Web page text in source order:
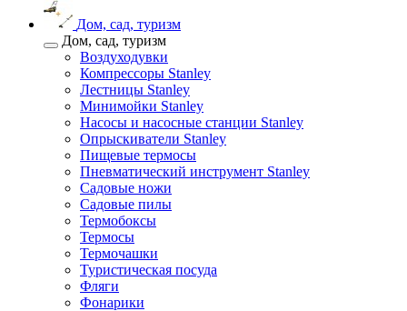
Дом, сад, туризм
Дом, сад, туризм
Воздуходувки
Компрессоры Stanley
Лестницы Stanley
Минимойки Stanley
Насосы и насосные станции Stanley
Опрыскиватели Stanley
Пищевые термосы
Пневматический инструмент Stanley
Садовые ножи
Садовые пилы
Термобоксы
Термосы
Термочашки
Туристическая посуда
Фляги
Фонарики